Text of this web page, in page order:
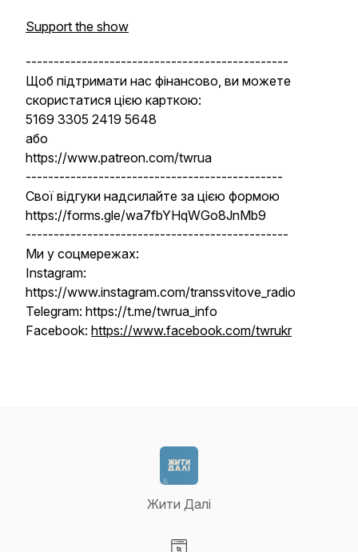
Support the show
-----------------------------------------------
Щоб підтримати нас фінансово, ви можете
скористатися цією карткою:
5169 3305 2419 5648
або
https://www.patreon.com/twrua
----------------------------------------------
Свої відгуки надсилайте за цією формою
https://forms.gle/wa7fbYHqWGo8JnMb9
-----------------------------------------------
Ми у соцмережах:
Instagram:
https://www.instagram.com/transsvitove_radio
Telegram: https://t.me/twrua_info
Facebook: https://www.facebook.com/twrukr
Жити Далі